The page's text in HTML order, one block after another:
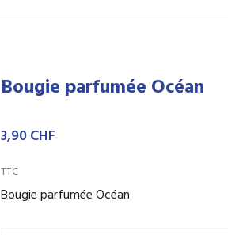
Bougie parfumée Océan
3,90 CHF
TTC
Bougie parfumée Océan